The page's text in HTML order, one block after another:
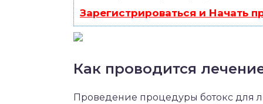
Зарегистрироваться и Начать
Как проводится
Проведение процедуры ботокс для